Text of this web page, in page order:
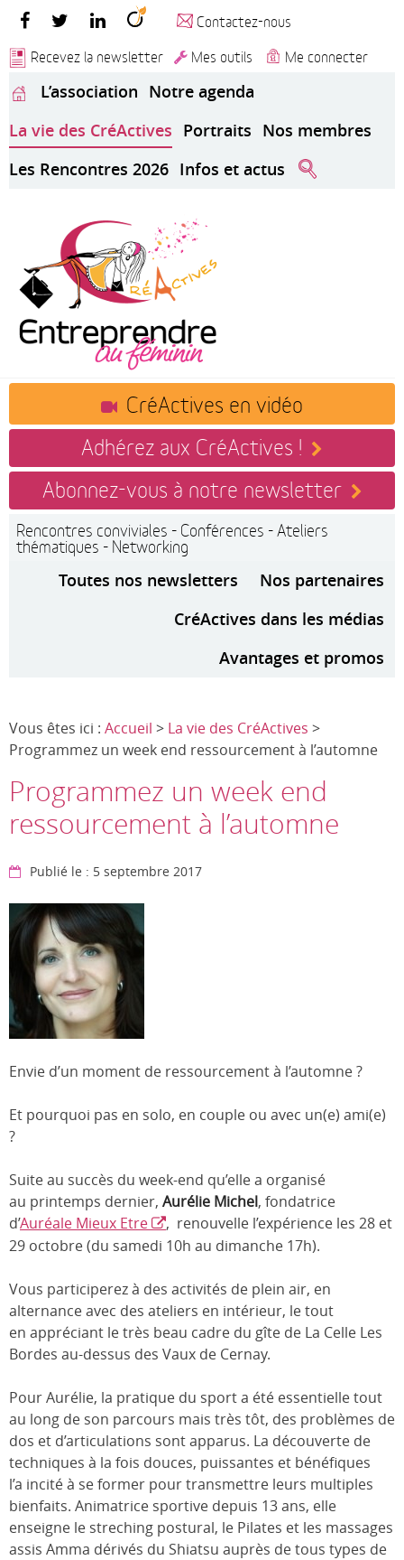
Contactez-nous
Recevez la newsletter
Mes outils Me connecter
L’association Notre agenda
La vie des CréActives Portraits Nos membres
Les Rencontres 2026 Infos et actus
CréActives en vidéo
Adhérez aux CréActives !
Abonnez-vous à notre newsletter
Rencontres conviviales - Conférences - Ateliers
thématiques - Networking
Toutes nos newsletters
Nos partenaires
CréActives dans les médias
Avantages et promos
Vous êtes ici : Accueil > La vie des CréActives >
Programmez un week end ressourcement à l’automne
Programmez un week end
ressourcement à l’automne
Publié le : 5 septembre 2017
Envie d’un moment de ressourcement à l’automne ?
Et pourquoi pas en solo, en couple ou avec un(e) ami(e)
?
Suite au succès du week-end qu’elle a organisé
au printemps dernier, Aurélie Michel, fondatrice
d’Auréale Mieux Etre
, renouvelle l’expérience les 28 et
29 octobre (du samedi 10h au dimanche 17h).
Vous participerez à des activités de plein air, en
alternance avec des ateliers en intérieur, le tout
en appréciant le très beau cadre du gîte de La Celle Les
Bordes au-dessus des Vaux de Cernay.
Pour Aurélie, la pratique du sport a été essentielle tout
au long de son parcours mais très tôt, des problèmes de
dos et d’articulations sont apparus. La découverte de
techniques à la fois douces, puissantes et bénéfiques
l’a incité à se former pour transmettre leurs multiples
bienfaits. Animatrice sportive depuis 13 ans, elle
enseigne le streching postural, le Pilates et les massages
assis Amma dérivés du Shiatsu auprès de tous types de